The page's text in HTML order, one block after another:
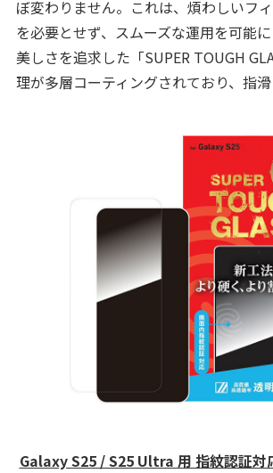
ぼ変わりません。これは、煩わしいフ
を必要とせず、スムーズな運用を可能
美しさを追求した「SUPER TOUGH
理が多層コーティングされており、指滑
Galaxy S25 / S25 Ultra 用 指紋認証対